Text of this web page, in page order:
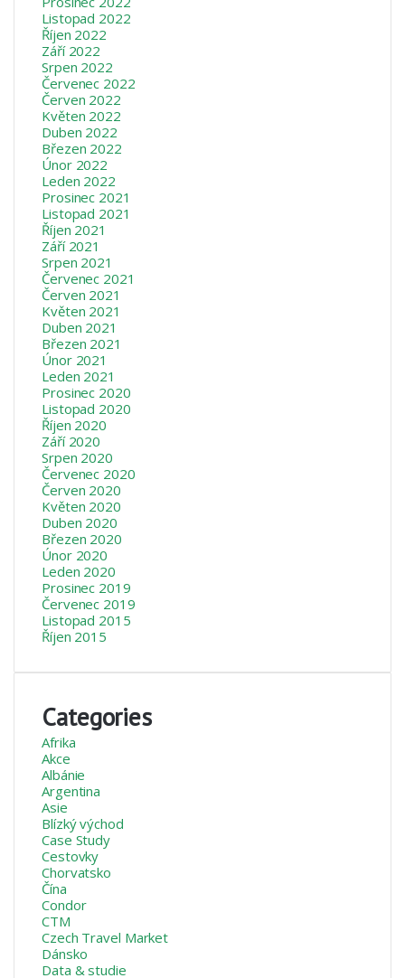
Listopad 2022
Říjen 2022
Září 2022
Srpen 2022
Červenec 2022
Červen 2022
Květen 2022
Duben 2022
Březen 2022
Únor 2022
Leden 2022
Prosinec 2021
Listopad 2021
Říjen 2021
Září 2021
Srpen 2021
Červenec 2021
Červen 2021
Květen 2021
Duben 2021
Březen 2021
Únor 2021
Leden 2021
Prosinec 2020
Listopad 2020
Říjen 2020
Září 2020
Srpen 2020
Červenec 2020
Červen 2020
Květen 2020
Duben 2020
Březen 2020
Únor 2020
Leden 2020
Prosinec 2019
Červenec 2019
Listopad 2015
Říjen 2015
Categories
Afrika
Akce
Albánie
Argentina
Asie
Blízký východ
Case Study
Cestovky
Chorvatsko
Čína
Condor
CTM
Czech Travel Market
Dánsko
Data & studie